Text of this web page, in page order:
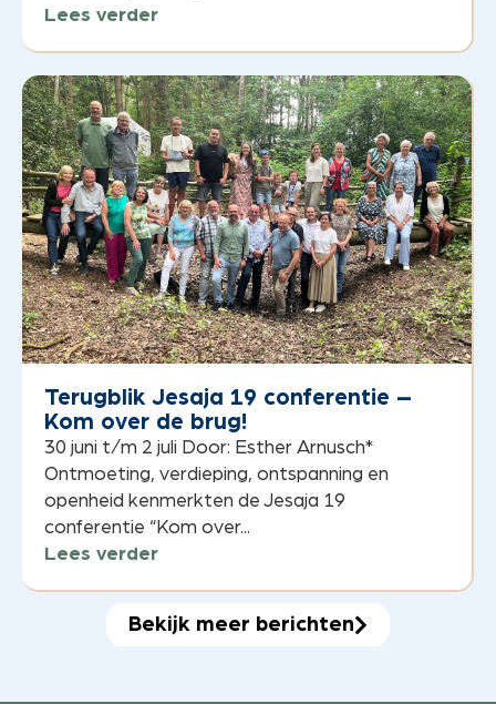
Lees verder
Terugblik Jesaja 19 conferentie –
Kom over de brug!
30 juni t/m 2 juli Door: Esther Arnusch*
Ontmoeting, verdieping, ontspanning en
openheid kenmerkten de Jesaja 19
conferentie “Kom over...
Lees verder
Bekijk meer berichten